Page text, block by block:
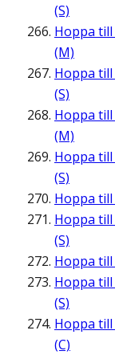
(S)
Hoppa till
(M)
Hoppa till
(S)
Hoppa till
(M)
Hoppa till
(S)
Hoppa till
Hoppa till
(S)
Hoppa till
Hoppa till
(S)
Hoppa till
(C)